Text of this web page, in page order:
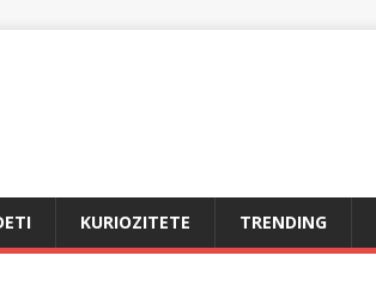
KURIOZITETE TRENDING